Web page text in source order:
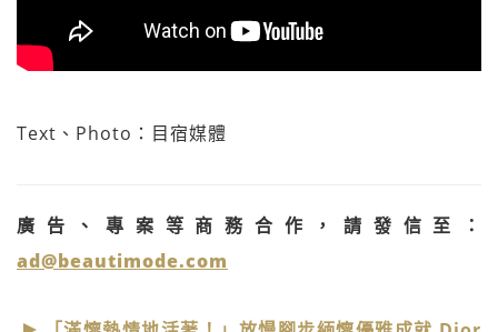
Text、Photo：目宿媒體
廣告、專案等商務合作，請發信至：
ad@beautimode.com